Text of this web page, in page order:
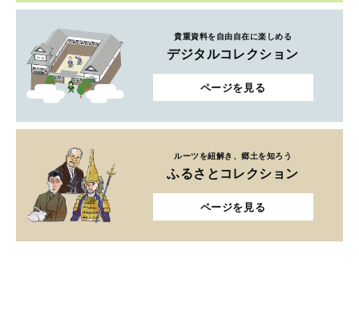
貴重資料を自由自在に楽しめる
デジタルコレクション
ページを見る
ルーツを紐解き、郷土を知ろう
ふるさとコレクション
ページを見る